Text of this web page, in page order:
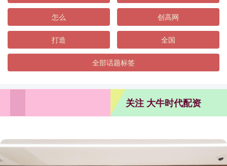
怎么 创高网
打造 全国
全部话题标签
关注 大牛时代配资